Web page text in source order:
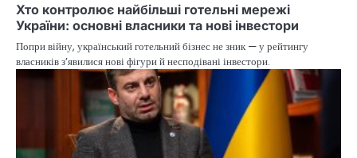
Хто контролює найбільші готельні мережі
України: основні власники та нові інвестори
Попри війну, український готельний бізнес не зник — у рейтингу
власників з’явилися нові фігури й несподівані інвестори.